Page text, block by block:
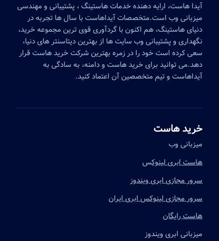
آیدا هاست، ارایه دهنده خدمات هاستینگ ، پشتیبانی و مهندسی
میزبانی وب است.متخصصات آیداهاست با سال ها تجربه در
دنیای هاستینگ، هم اکنون با گردآوری قوی ترین مجموعه خرید،
نگهداری و پشتیبانی وب سایت ها از بهترین دیتاسنتر های دنیا،
سعی کرده است خود را در زمره بهترین شرکت خرید هاست قرار
دهد.می توانید برای خرید هاست و دامنه، به سادگی به
آیداهاست و تیم متخصصین آن اعتماد کنید.
خرید هاست
میزبانی وب
هاست ابری لینوکس
سرور مجازی ابری ویندوز
سرور مجازی لینوکس ابری ایران
هاست رایگان
میزبانی ابری ویندوز